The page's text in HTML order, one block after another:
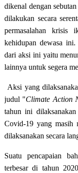
dikenal dengan sebutan
dilakukan secara
permasalahan krisis
kehidupan dewasa
dari aksi ini yaitu
lainnya untuk segera
Aksi yang
judul "Climate Action
tahun ini
Covid-19 yang masih
dilaksanakan secara
Suatu pencapaian
terbesar di tahun